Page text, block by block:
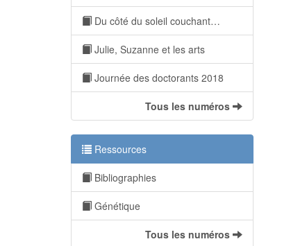
Du côté du soleil couchant…
Julie, Suzanne et les arts
Journée des doctorants 2018
Tous les numéros
Ressources
Bibliographies
Génétique
Tous les numéros